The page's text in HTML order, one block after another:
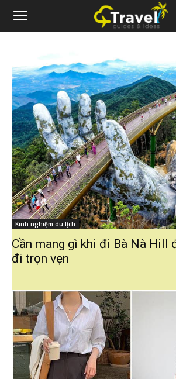
Kinh nghiệm du lịch
Cần mang gì khi đi Bà Nà Hill
đi trọn vẹn